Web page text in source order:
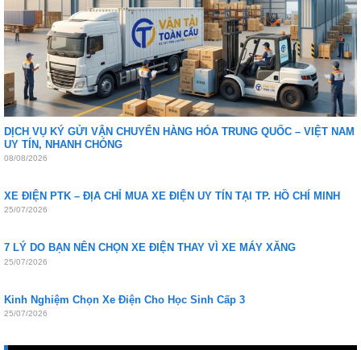
DỊCH VỤ KÝ GỬI VẬN CHUYỂN HÀNG HÓA TRUNG QUỐC – VIỆT NAM
UY TÍN, NHANH CHÓNG
08/08/2026
XE ĐIỆN PTK – ĐỊA CHỈ MUA XE ĐIỆN UY TÍN TẠI TP. HỒ CHÍ MINH
25/07/2026
7 LÝ DO BẠN NÊN CHỌN XE ĐIỆN THAY VÌ XE MÁY XĂNG
25/07/2026
Kinh Nghiệm Chọn Xe Điện Cho Học Sinh Cấp 3
25/07/2026